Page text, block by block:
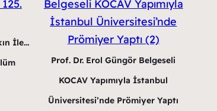
İle…
Prof. Dr. Erol Güngör Belgeseli
KOCAV Yapımıyla İstanbul
Üniversitesi’nde Prömiyer Yaptı